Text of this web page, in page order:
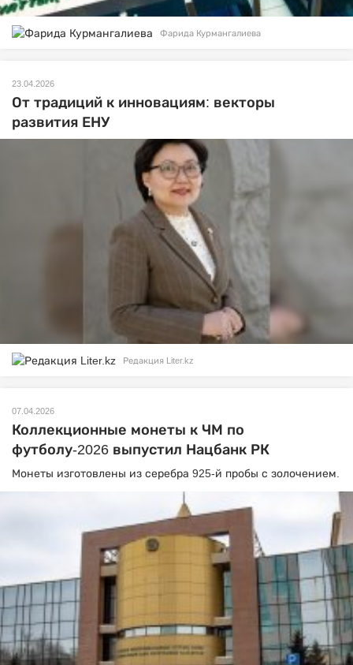
Фарида Курмангалиева
23.04.2026
От традиций к инновациям: векторы
развития ЕНУ
Редакция Liter.kz
07.04.2026
Коллекционные монеты к ЧМ по
футболу-2026 выпустил Нацбанк РК
Монеты изготовлены из серебра 925-й пробы с золочением.